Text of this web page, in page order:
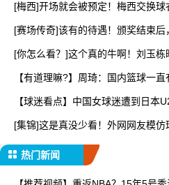
[梅西]开场就会被预定！梅西交换球
[赛场传奇]该有的待遇！颁奖结束
[你怎么看？]这个真的牛啊！刘玉
【有道理嘛?】周琦：国内篮球一
【球迷看点】中国女球迷遭到日本
[集锦]这是真没少看！外网网友模
热门新闻